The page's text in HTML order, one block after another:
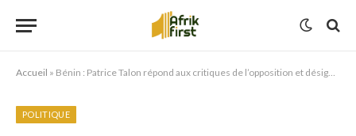
Accueil » Bénin : Patrice Talon répond aux critiques de l’opposition et désigne Boni Yayi comme responsable de la crise électorale
POLITIQUE